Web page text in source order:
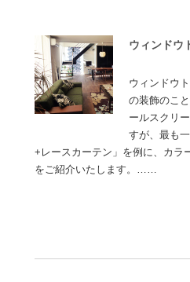
ウィンドウ
ウィンドウ
の装飾のこ
ールスクリ
すが、最も
+レースカーテン」を例に、カラ
をご紹介いたします。……